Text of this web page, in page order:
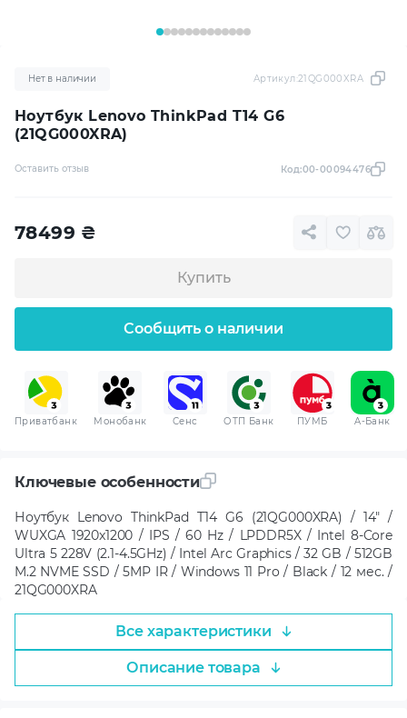
Ноутбук Lenovo ThinkPad T14 G6
(21QG000XRA)
Нет в наличии Артикул:21QG000XRA
Оставить отзыв Код:00-00094476
78499 ₴
Купить
Сообщить о наличии
Приватбанк Монобанк Сенс ОТП Банк ПУМБ A-Банк
Ключевые особенности
Ноутбук Lenovo ThinkPad T14 G6 (21QG000XRA) / 14" /
WUXGA 1920x1200 / IPS / 60 Hz / LPDDR5X / Intel 8-Core
Ultra 5 228V (2.1-4.5GHz) / Intel Arc Graphics / 32 GB / 512GB
M.2 NVME SSD / 5MP IR / Windows 11 Pro / Black / 12 мес. /
21QG000XRA
Все характеристики
Описание товара